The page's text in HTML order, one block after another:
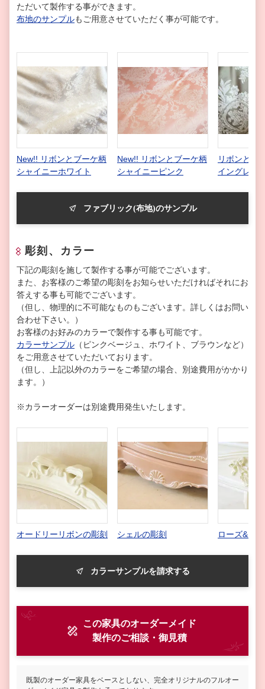
ただいて製作する事ができます。
布地のサンプルもご用意させていただく事が可能です。
New!! リボンとブーケ柄
シャイニーホワイト
New!! リボンとブーケ柄
シャイニーピンク
リボンとブ
イングレー
ファブリック(布地)のサンプル
彫刻、カラー
下記の彫刻を施して製作する事が可能でございます。
また、お客様のご希望の彫刻をお知らせいただければそれにお
答えする事も可能でございます。
（但し、物理的に不可能なものもございます。詳しくはお問い
合わせ下さい。）
お客様のお好みのカラーで製作する事も可能です。
カラーサンプル （ピンクベージュ、ホワイト、ブラウンなど）
をご用意させていただいております。
（但し、上記以外のカラーをご希望の場合、別途費用がかかり
ます。）
※カラーオーダーは別途費用発生いたします。
オードリーリボンの彫刻 シェルの彫刻 ローズ&リ
カラーサンプルを請求する
この家具のオーダーメイド
製作のご相談・御見積
既製のオーダー家具をベースとしない、完全オリジナルのフルオー